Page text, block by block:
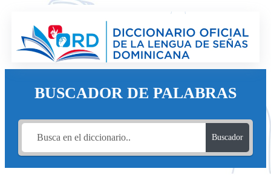
BUSCADOR DE PALABRAS
Buscador